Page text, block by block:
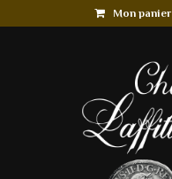
Mon panier